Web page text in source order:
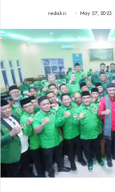
redaksi May 27, 2023